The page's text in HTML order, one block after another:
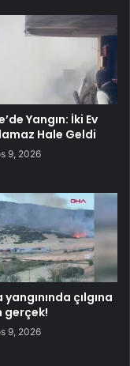
Yangın: İki Ev
Hale Geldi
9, 2026
çılgına
gerçek!
9, 2026